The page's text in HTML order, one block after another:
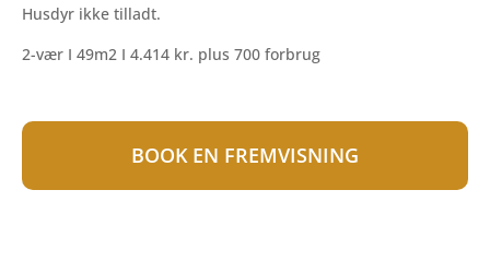
Husdyr ikke tilladt.
2-vær I 49m2 I 4.414 kr. plus 700 forbrug
BOOK EN FREMVISNING